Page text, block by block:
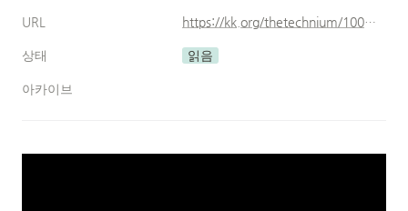
URL https://kk.org/thetechnium/1000-true-fans/
상태 읽음
아카이브